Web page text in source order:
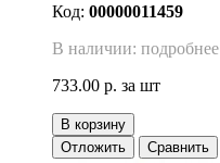
Код: 00000011459
В наличии: подробнее
733.00 р. за шт
В корзину
Отложить
Сравнить